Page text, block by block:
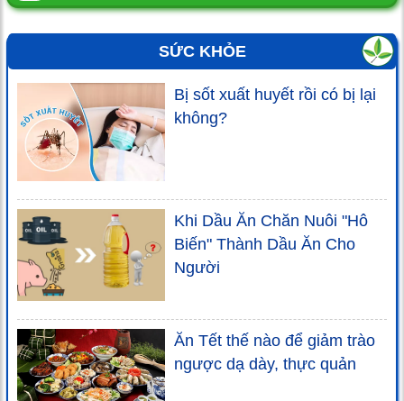
SỨC KHỎE
Bị sốt xuất huyết rồi có bị lại
không?
Khi Dầu Ăn Chăn Nuôi "Hô
Biến" Thành Dầu Ăn Cho
Người
Ăn Tết thế nào để giảm trào
ngược dạ dày, thực quản